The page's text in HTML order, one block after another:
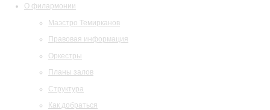
О филармонии
Маэстро Темирканов
Правовая информация
Оркестры
Планы залов
Структура
Как добраться